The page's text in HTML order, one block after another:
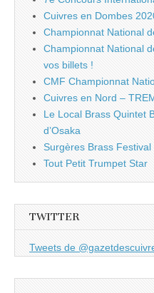
Cuivres en Dombes
Championnat National
Championnat National
vos billets !
CMF Championnat
Cuivres en Nord –
Le Local Brass Quintet
d’Osaka
Surgères Brass Festival
Tout Petit Trumpet Star
TWITTER
Tweets de